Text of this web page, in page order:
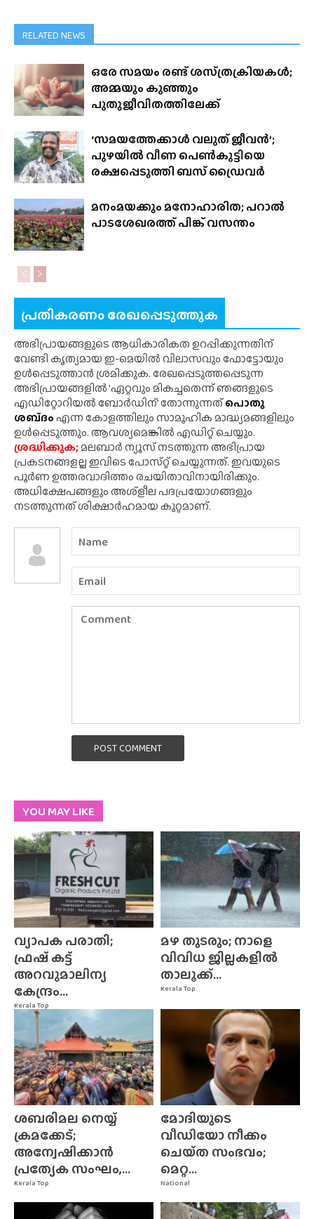
RELATED NEWS
ഒരേ സമയം രണ്ട് ശസ്‌ത്രക്രിയകൾ;
അമ്മയും കുഞ്ഞും
പുതുജീവിതത്തിലേക്ക്
‘സമയത്തേക്കാൾ വലുത് ജീവൻ’;
പുഴയിൽ വീണ പെൺകുട്ടിയെ
രക്ഷപ്പെടുത്തി ബസ് ഡ്രൈവർ
മനംമയക്കും മനോഹാരിത; പറാൽ
പാടശേഖരത്ത് പിങ്ക് വസന്തം
പ്രതികരണം രേഖപ്പെടുത്തുക
അഭിപ്രായങ്ങളുടെ ആധികാരികത ഉറപ്പിക്കുന്നതിന്
വേണ്ടി കൃത്യമായ ഇ-മെയിൽ വിലാസവും ഫോട്ടോയും
ഉൾപ്പെടുത്താൻ ശ്രമിക്കുക. രേഖപ്പെടുത്തപ്പെടുന്ന
അഭിപ്രായങ്ങളിൽ 'ഏറ്റവും മികച്ചതെന്ന് ഞങ്ങളുടെ
എഡിറ്റോറിയൽ ബോർഡിന്' തോന്നുന്നത്പൊതു
ശബ്‌ദംഎന്ന കോളത്തിലും സാമൂഹിക മാദ്ധ്യമങ്ങളിലും
ഉൾപ്പെടുത്തും. ആവശ്യമെങ്കിൽ എഡിറ്റ് ചെയ്യും.
ശ്രദ്ധിക്കുക;മലബാർ ന്യൂസ് നടത്തുന്ന അഭിപ്രായ
പ്രകടനങ്ങളല്ല ഇവിടെ പോസ്‌റ്റ് ചെയ്യുന്നത്. ഇവയുടെ
പൂർണ ഉത്തരവാദിത്തം രചയിതാവിനായിരിക്കും.
അധിക്ഷേപങ്ങളും അശ്‌ളീല പദപ്രയോഗങ്ങളും
നടത്തുന്നത് ശിക്ഷാർഹമായ കുറ്റമാണ്.
POST COMMENT
YOU MAY LIKE
Kerala Top
വ്യാപക പരാതി;
ഫ്രഷ് കട്ട്
അറവുമാലിന്യ
കേന്ദ്രം...
Kerala Top
മഴ തുടരും; നാളെ
വിവിധ ജില്ലകളിൽ
താലൂക്ക്...
Kerala Top
ശബരിമല നെയ്യ്
ക്രമക്കേട്;
അന്വേഷിക്കാൻ
പ്രത്യേക സംഘം,...
National
മോദിയുടെ
വീഡിയോ നീക്കം
ചെയ്‌ത സംഭവം;
മെറ്റ...